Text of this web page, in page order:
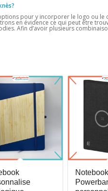
pour y incorporer le logo ou le
en évidence ce qui peut être
Afin d’avoir plusieurs
Notebook